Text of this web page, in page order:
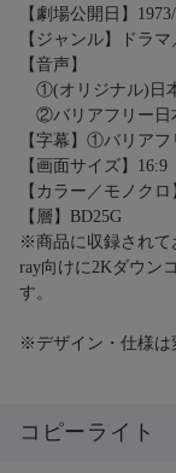
【劇場公開日】
【ジャンル】ドラ
【音声】
①(オリジナル)日
②バリアフリー日
【字幕】①バリア
【画面サイズ】
【カラー／モノク
【層】BD25G
※商品に収録されて
ray向けに2Kダウン
す。
※デザイン・仕様は
コピーライト